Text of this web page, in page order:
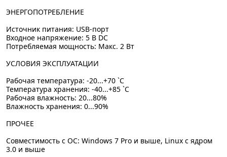
ЭНЕРГОПОТРЕБЛЕНИЕ
Источник питания: USB-порт
Входное напряжение: 5 В DC
Потребляемая мощность: Макс. 2 Вт
УСЛОВИЯ ЭКСПЛУАТАЦИИ
Рабочая температура: -20...+70 `C
Температура хранения: -40...+85 `C
Рабочая влажность: 20...80%
Влажность хранения: 0...90%
ПРОЧЕЕ
Совместимость с OC: Windows 7 Pro и выше, Linux с ядром
3.0 и выше